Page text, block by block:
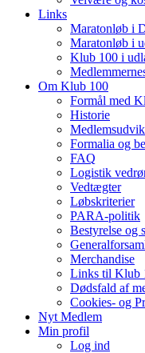
Links
Maratonløb i
Maratonløb i
Klub 100 i
Om Klub 100
Formål med
Historie
Formalia og
FAQ
Logistik
Vedtægter
Løbskriterier
PARA-politik
Bestyrelse og
Merchandise
Links til Klub
Dødsfald af
Cookies- og
Nyt Medlem
Min profil
Log ind